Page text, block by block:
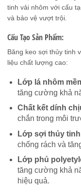
tinh vải nhôm với cấu
và bảo vệ vượt trội.
Cấu Tạo Sản Phẩm:
Băng keo sợi thủy tinh
liệu chất lượng cao:
Lớp lá nhôm
tăng cường khả
Chất kết dính
chắn trong môi
Lớp sợi thủy tinh
chống rách và
Lớp phủ
tăng cường khả
hiệu quả.